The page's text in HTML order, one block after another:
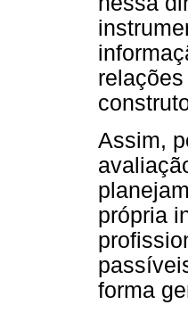
Assim,
própria
forma